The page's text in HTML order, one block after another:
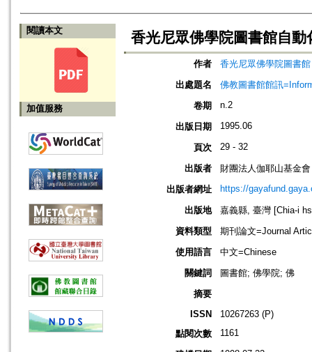
閱讀本文
加值服務
香光尼眾佛學院圖書館自動
作者
香光尼眾佛學院圖書館
出處題名
佛教圖書館館訊
卷期
n.2
出版日期 1995.06
頁次 29 - 32
出版者
財團法人伽耶山基金會
出版者網址
https://
出版地
嘉義縣, 臺灣 [Chia-i
資料類型
期刊論文=Journal
使用語言
中文=Chinese
關鍵詞
圖書館; 佛學院; 佛
摘要
ISSN
10267263 (P)
點閱次數
1161